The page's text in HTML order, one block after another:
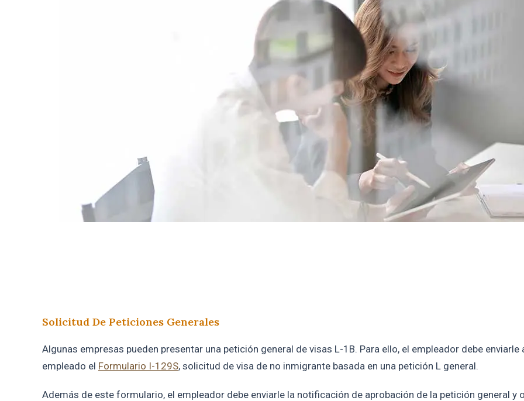
Solicitud De Peticiones Generales
Algunas empresas pueden presentar una petición general de visas L-1B. Para ello, el empleador debe enviarle
empleado el Formulario I-129S, solicitud de visa de no inmigrante basada en una petición L general.
Además de este formulario, el empleador debe enviarle la notificación de aprobación de la petición general y